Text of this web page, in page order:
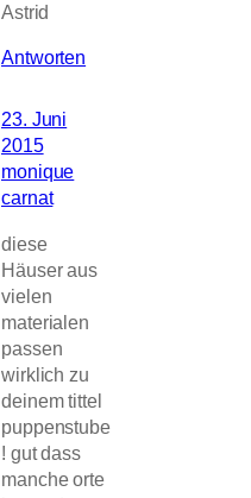
Astrid
Antworten
23. Juni
2015
monique
carnat
diese
Häuser aus
vielen
materialen
passen
wirklich zu
deinem tittel
puppenstube
! gut dass
manche orte